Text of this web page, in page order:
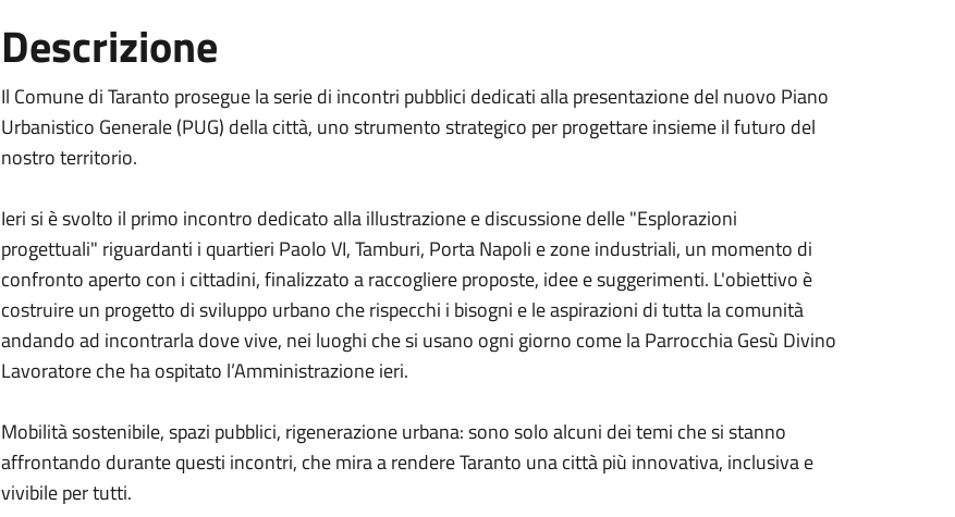
Descrizione
Il Comune di Taranto prosegue la serie di incontri pubblici dedicati alla presentazione del nuovo Piano
Urbanistico Generale (PUG) della città, uno strumento strategico per progettare insieme il futuro del
nostro territorio.
Ieri si è svolto il primo incontro dedicato alla illustrazione e discussione delle "Esplorazioni
progettuali" riguardanti i quartieri Paolo VI, Tamburi, Porta Napoli e zone industriali, un momento di
confronto aperto con i cittadini, finalizzato a raccogliere proposte, idee e suggerimenti. L'obiettivo è
costruire un progetto di sviluppo urbano che rispecchi i bisogni e le aspirazioni di tutta la comunità
andando ad incontrarla dove vive, nei luoghi che si usano ogni giorno come la Parrocchia Gesù Divino
Lavoratore che ha ospitato l’Amministrazione ieri.
Mobilità sostenibile, spazi pubblici, rigenerazione urbana: sono solo alcuni dei temi che si stanno
affrontando durante questi incontri, che mira a rendere Taranto una città più innovativa, inclusiva e
vivibile per tutti.